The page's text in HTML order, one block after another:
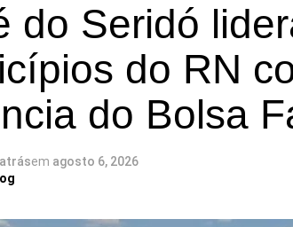
do Seridó
do RN
do Bolsa
em agosto 6, 2026